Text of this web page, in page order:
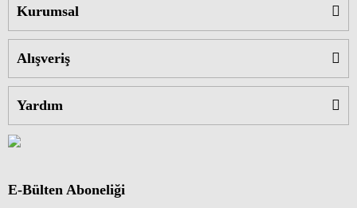
Kurumsal
Alışveriş
Yardım
E-Bülten Aboneliği